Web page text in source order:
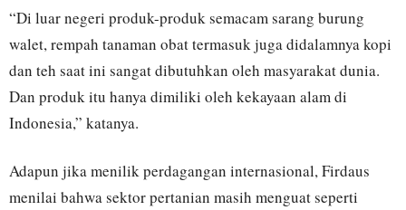
“Di luar negeri produk-produk semacam sarang burung
walet, rempah tanaman obat termasuk juga didalamnya kopi
dan teh saat ini sangat dibutuhkan oleh masyarakat dunia.
Dan produk itu hanya dimiliki oleh kekayaan alam di
Indonesia,” katanya.
Adapun jika menilik perdagangan internasional, Firdaus
menilai bahwa sektor pertanian masih menguat seperti